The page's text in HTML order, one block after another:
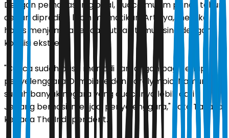
Dengan pemanasan global, cuaca musim panas tahun
depan diprediksi lebih mematikan. Artinya, mereka
harus menjamu atlet dan jutaan tamu asing dengan
kondisi ekstrem.
"Cuaca sudah pasti menjadi tantangan bagi setiap
penyelenggara Olimpiade dan Paralympic. Namun,
sudah banyak negara yang cuacanya lebih dari
Jepang berhasil menjadi penyelenggara," kata Takaya
kepada The Independent.